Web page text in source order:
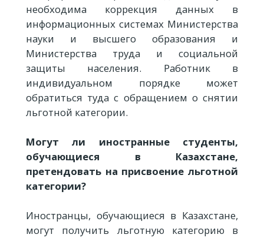
необходима коррекция данных в
информационных системах Министерства
науки и высшего образования и
Министерства труда и социальной
защиты населения. Работник в
индивидуальном порядке может
обратиться туда с обращением о снятии
льготной категории.
Могут ли иностранные студенты,
обучающиеся в Казахстане,
претендовать на присвоение льготной
категории?
Иностранцы, обучающиеся в Казахстане,
могут получить льготную категорию в